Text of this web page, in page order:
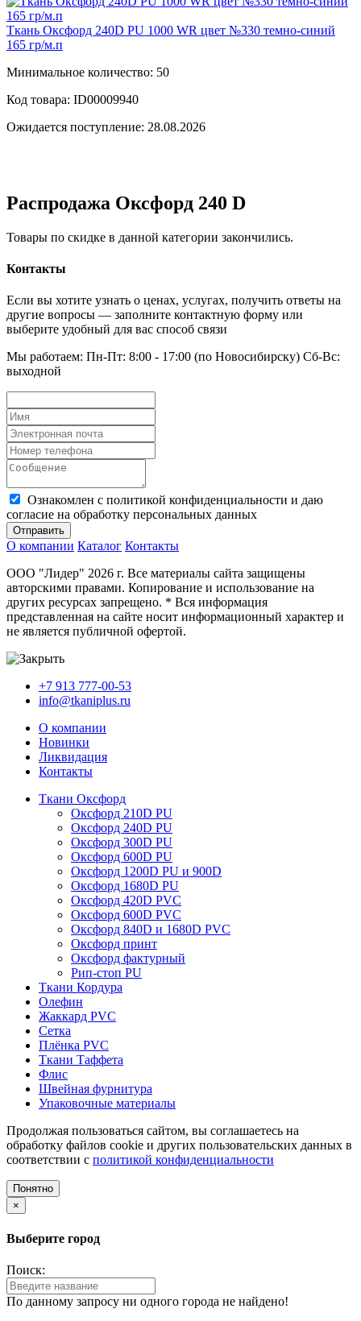
Ткань Оксфорд 240D PU 1000 WR цвет №330 темно-синий
165 гр/м.п
Минимальное количество: 50
Код товара: ID00009940
Ожидается поступление: 28.08.2026
Распродажа Оксфорд 240 D
Товары по скидке в данной категории закончились.
Контакты
Если вы хотите узнать о ценах, услугах, получить ответы на
другие вопросы — заполните контактную форму или
выберите удобный для вас способ связи
Мы работаем: Пн-Пт: 8:00 - 17:00 (по Новосибирску) Сб-Вс:
выходной
Ознакомлен с политикой конфиденциальности и даю
согласие на обработку персональных данных
Отправить
О компании Каталог Контакты
ООО "Лидер" 2026 г. Все материалы сайта защищены
авторскими правами. Копирование и использование на
других ресурсах запрещено. * Вся информация
представленная на сайте носит информационный характер и
не является публичной офертой.
+7 913 777-00-53
info@tkaniplus.ru
О компании
Новинки
Ликвидация
Контакты
Ткани Оксфорд
Оксфорд 210D PU
Оксфорд 240D PU
Оксфорд 300D PU
Оксфорд 600D PU
Оксфорд 1200D PU и 900D
Оксфорд 1680D PU
Оксфорд 420D PVC
Оксфорд 600D PVC
Оксфорд 840D и 1680D PVC
Оксфорд принт
Оксфорд фактурный
Рип-стоп PU
Ткани Кордура
Олефин
Жаккард PVC
Сетка
Плёнка PVC
Ткани Таффета
Флис
Швейная фурнитура
Упаковочные материалы
Продолжая пользоваться сайтом, вы соглашаетесь на
обработку файлов cookie и других пользовательских данных в
соответствии с политикой конфиденциальности
Понятно
×
Выберите город
Поиск:
По данному запросу ни одного города не найдено!